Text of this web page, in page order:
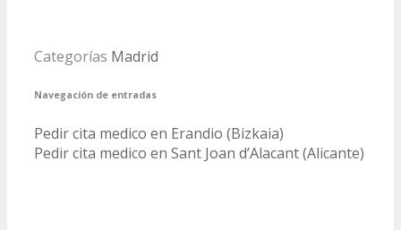
Categorías Madrid
Navegación de entradas
Pedir cita medico en Erandio (Bizkaia)
Pedir cita medico en Sant Joan d’Alacant (Alicante)